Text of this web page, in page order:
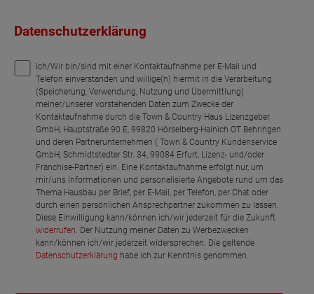
Datenschutzerklärung
Ich/Wir bin/sind mit einer Kontaktaufnahme per E-Mail und
Telefon einverstanden und willige(n) hiermit in die Verarbeitung
(Speicherung, Verwendung, Nutzung und Übermittlung)
meiner/unserer vorstehenden Daten zum Zwecke der
Kontaktaufnahme durch die Town & Country Haus Lizenzgeber
GmbH, Hauptstraße 90 E, 99820 Hörselberg-Hainich OT Behringen
und deren Partnerunternehmen ( Town & Country Kundenservice
GmbH, Schmidtstedter Str. 34, 99084 Erfurt, Lizenz- und/oder
Franchise-Partner) ein. Eine Kontaktaufnahme erfolgt nur, um
mir/uns Informationen und personalisierte Angebote rund um das
Thema Hausbau per Brief, per E-Mail, per Telefon, per Chat oder
durch einen persönlichen Ansprechpartner zukommen zu lassen.
Diese Einwilligung kann/können ich/wir jederzeit für die Zukunft
widerrufen. Der Nutzung meiner Daten zu Werbezwecken
kann/können ich/wir jederzeit widersprechen. Die geltende
Datenschutzerklärung habe ich zur Kenntnis genommen.